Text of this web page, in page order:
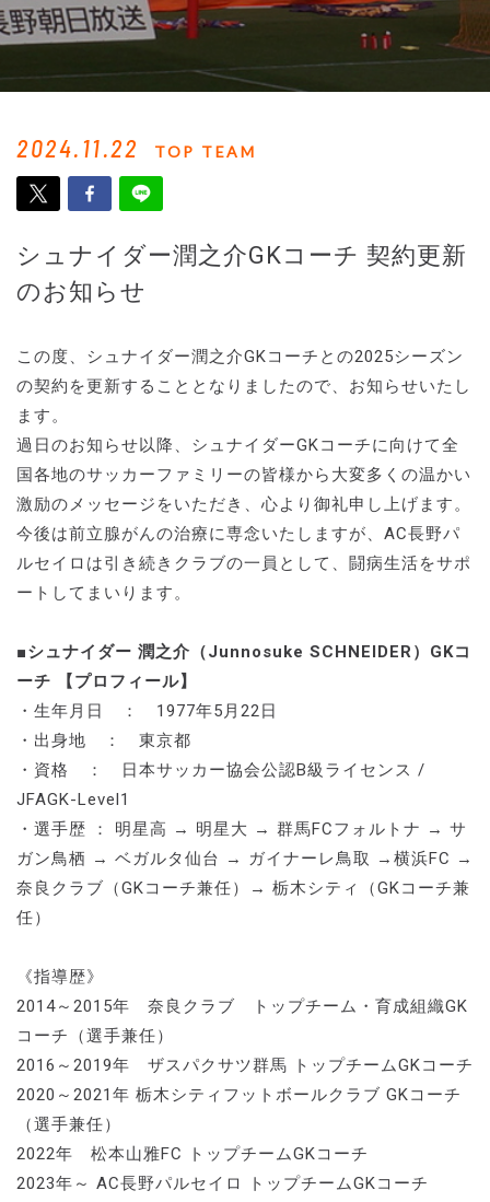
2024.11.22 TOP TEAM
シュナイダー潤之介GKコーチ 契約更新
のお知らせ
この度、シュナイダー潤之介GKコーチとの2025シーズン
の契約を更新することとなりましたので、お知らせいたし
ます。
過日のお知らせ以降、シュナイダーGKコーチに向けて全
国各地のサッカーファミリーの皆様から大変多くの温かい
激励のメッセージをいただき、心より御礼申し上げます。
今後は前立腺がんの治療に専念いたしますが、AC長野パ
ルセイロは引き続きクラブの一員として、闘病生活をサポ
ートしてまいります。
■シュナイダー 潤之介（Junnosuke SCHNEIDER）GKコ
ーチ 【プロフィール】
・生年月日 ： 1977年5月22日
・出身地 ： 東京都
・資格 ： 日本サッカー協会公認B級ライセンス /
JFAGK-Level1
・選手歴 ： 明星高 → 明星大 → 群馬FCフォルトナ → サ
ガン鳥栖 → ベガルタ仙台 → ガイナーレ鳥取 →横浜FC →
奈良クラブ（GKコーチ兼任）→ 栃木シティ（GKコーチ兼
任）
《指導歴》
2014～2015年 奈良クラブ トップチーム・育成組織GK
コーチ（選手兼任）
2016～2019年 ザスパクサツ群馬 トップチームGKコーチ
2020～2021年 栃木シティフットボールクラブ GKコーチ
（選手兼任）
2022年 松本山雅FC トップチームGKコーチ
2023年～ AC長野パルセイロ トップチームGKコーチ